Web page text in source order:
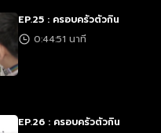
EP.25 : ครอบครัวตัวกิน
0:44:51 นาที
EP.26 : ครอบครัวตัวกิน